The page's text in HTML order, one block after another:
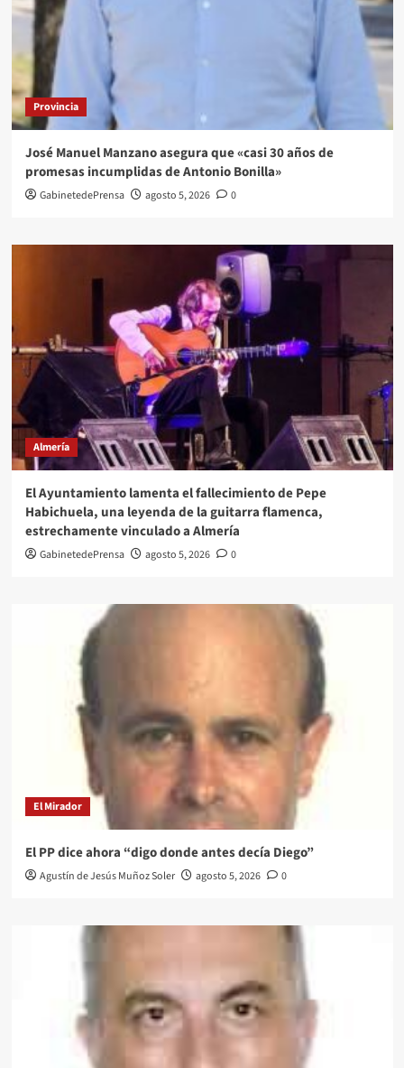
Provincia
José Manuel Manzano asegura que «casi 30 años de
promesas incumplidas de Antonio Bonilla»
GabinetedePrensa agosto 5, 2026 0
Almería
El Ayuntamiento lamenta el fallecimiento de Pepe
Habichuela, una leyenda de la guitarra flamenca,
estrechamente vinculado a Almería
GabinetedePrensa agosto 5, 2026 0
El Mirador
El PP dice ahora “digo donde antes decía Diego”
Agustín de Jesús Muñoz Soler agosto 5, 2026 0